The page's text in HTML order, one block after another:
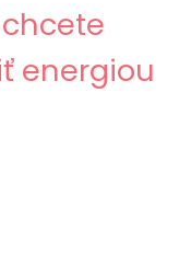
energiou